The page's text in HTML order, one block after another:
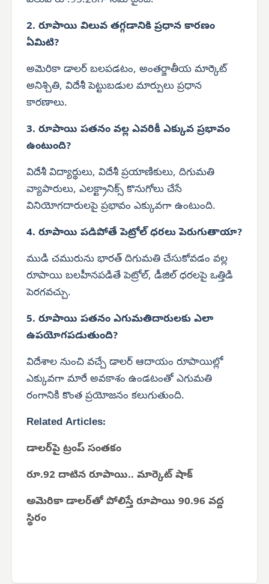
2. రూపాయి విలువ తగ్గడానికి ప్రధాన కారణం
ఏమిటి?
అమెరికా డాలర్ బలపడటం, అంతర్జాతీయ మార్కెట్
అనిశ్చితి, విదేశీ పెట్టుబడుల మార్పులు ప్రధాన
కారణాలు.
3. రూపాయి పతనం వల్ల ఎవరికీ ఎక్కువ ప్రభావం
ఉంటుంది?
విదేశీ విద్యార్థులు, విదేశీ ప్రయాణికులు, దిగుమతి
వ్యాపారులు, ఎలక్ట్రానిక్స్ కొనుగోలు చేసే
వినియోగదారులపై ప్రభావం ఎక్కువగా ఉంటుంది.
4. రూపాయి పడిపోతే పెట్రోల్ ధరలు పెరుగుతాయా?
ముడి చమురును భారత్ దిగుమతి చేసుకోవడం వల్ల
రూపాయి బలహీనపడితే పెట్రోల్, డీజిల్ ధరలపై ఒత్తిడి
పెరగవచ్చు.
5. రూపాయి పతనం ఎగుమతిదారులకు ఎలా
ఉపయోగపడుతుంది?
విదేశాల నుంచి వచ్చే డాలర్ ఆదాయం రూపాయిల్లో
ఎక్కువగా మారే అవకాశం ఉండటంతో ఎగుమతి
రంగానికి కొంత ప్రయోజనం కలుగుతుంది.
Related Articles:
డాలర్‌పై ట్రంప్ సంతకం
రూ.92 దాటిన రూపాయి.. మార్కెట్ షాక్
అమెరికా డాలర్‌తో పోలిస్తే రూపాయి 90.96 వద్ద
స్థిరం